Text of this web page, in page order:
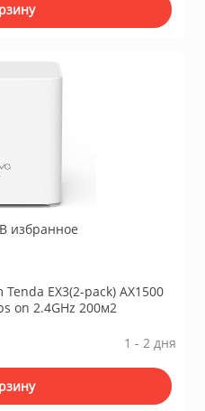
В избранное
EX3(2-pack) AX1500
on 2.4GHz 200м2
1 - 2 дня